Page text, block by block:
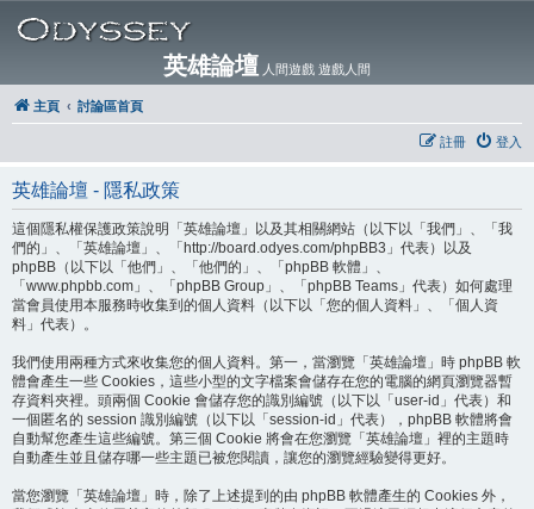
英雄論壇 人間遊戲 遊戲人間
主頁 討論區首頁
登入
註冊
英雄論壇 - 隱私政策
這個隱私權保護政策說明「英雄論壇」以及其相關網站（以下以「我們」、「我
們的」、「英雄論壇」、「http://board.odyes.com/phpBB3」代表）以及
phpBB（以下以「他們」、「他們的」、「phpBB 軟體」、
「www.phpbb.com」、「phpBB Group」、「phpBB Teams」代表）如何處理
當會員使用本服務時收集到的個人資料（以下以「您的個人資料」、「個人資
料」代表）。
我們使用兩種方式來收集您的個人資料。第一，當瀏覽「英雄論壇」時 phpBB 軟
體會產生一些 Cookies，這些小型的文字檔案會儲存在您的電腦的網頁瀏覽器暫
存資料夾裡。頭兩個 Cookie 會儲存您的識別編號（以下以「user-id」代表）和
一個匿名的 session 識別編號（以下以「session-id」代表），phpBB 軟體將會
自動幫您產生這些編號。第三個 Cookie 將會在您瀏覽「英雄論壇」裡的主題時
自動產生並且儲存哪一些主題已被您閱讀，讓您的瀏覽經驗變得更好。
當您瀏覽「英雄論壇」時，除了上述提到的由 phpBB 軟體產生的 Cookies 外，